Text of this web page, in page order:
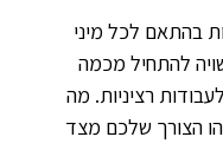
בהתאם לכל מיני
להתחיל מכמה
רציניות. מה
הצורך שלכם מצד